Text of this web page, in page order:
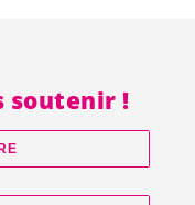
soutenir !